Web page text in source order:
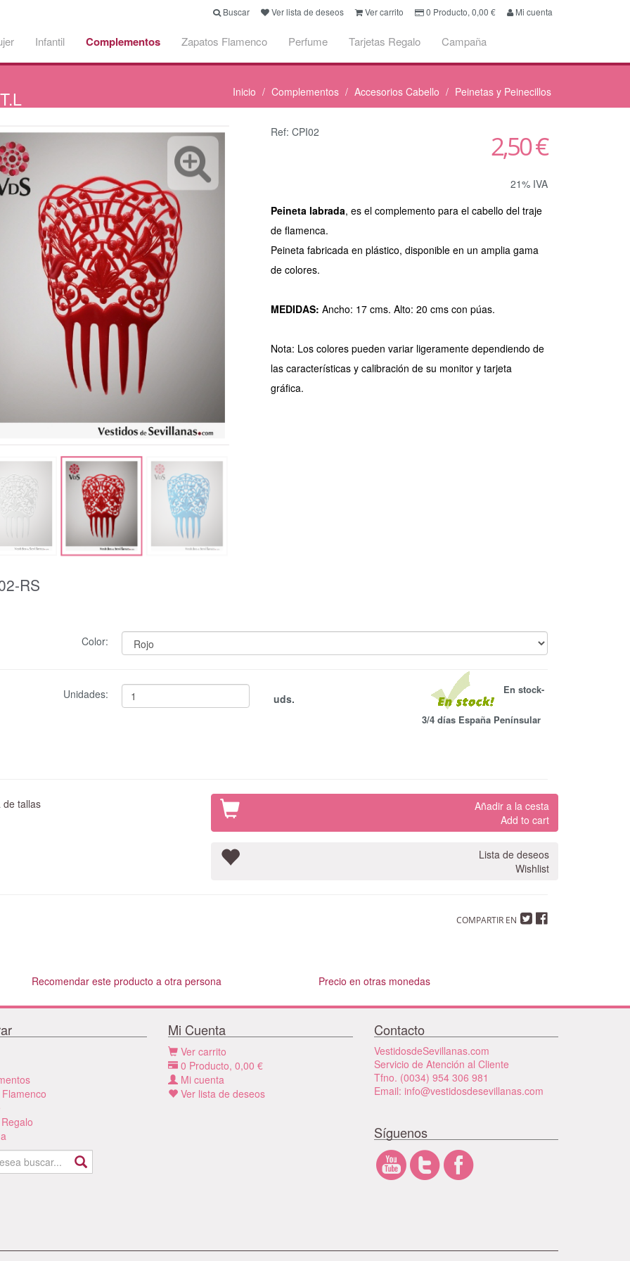
Buscar Ver lista de deseos Ver carrito 0 Producto, 0,00 € Mi cuenta
Infantil Complementos Zapatos Flamenco Perfume Tarjetas Regalo Campaña
Inicio Complementos Accesorios Cabello Peinetas y Peinecillos
RS
Ref: CPI02 2,50 €
21% IVA
Peineta labrada, es el complemento para el cabello del traje
de flamenca.
Peineta fabricada en plástico, disponible en un amplia gama
de colores.
MEDIDAS:Ancho: 17 cms. Alto: 20 cms con púas.
Nota: Los colores pueden variar ligeramente dependiendo de
las características y calibración de su monitor y tarjeta
gráfica.
Color:
Unidades: uds.
En stock-
3/4 días España Penínsular
tallas
Añadir a la cesta
Add to cart
Lista de deseos
Wishlist
COMPARTIR EN
Recomendar este producto a otra persona Precio en otras monedas
Mi Cuenta
Ver carrito
0 Producto, 0,00 €
Mi cuenta
Ver lista de deseos
Contacto
VestidosdeSevillanas.com
Servicio de Atención al Cliente
Tfno. (0034) 954 306 981
Email: info@vestidosdesevillanas.com
Síguenos